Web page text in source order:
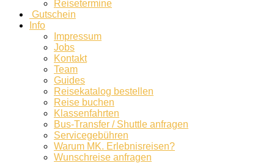
Reisetermine
Gutschein
Info
Impressum
Jobs
Kontakt
Team
Guides
Reisekatalog bestellen
Reise buchen
Klassenfahrten
Bus-Transfer / Shuttle anfragen
Servicegebühren
Warum MK. Erlebnisreisen?
Wunschreise anfragen